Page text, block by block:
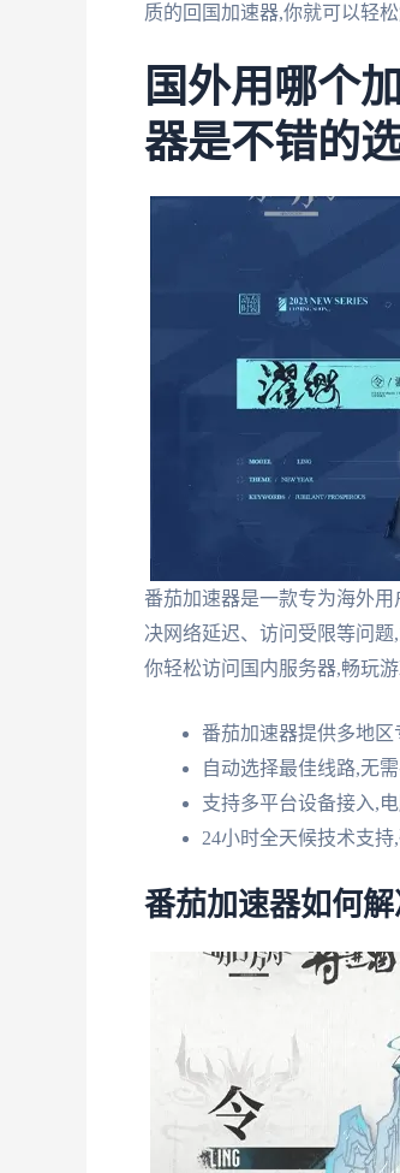
质的回国加速器,你就可以轻
国外用哪个
器是不错的
番茄加速器是一款专为海外
决网络延迟、访问受限等问
你轻松访问国内服务器,畅玩
番茄加速器提供多地
自动选择最佳线路,无
支持多平台设备接入,
24小时全天候技术支
番茄加速器如何